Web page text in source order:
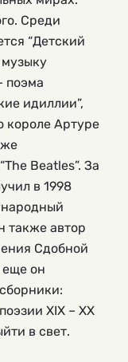
Среди
“Детский
поэма
идиллии”,
короле Артуре
Beatles”. За
в 1998
также автор
Сдобной
еще он
XIX – XX
в свет.